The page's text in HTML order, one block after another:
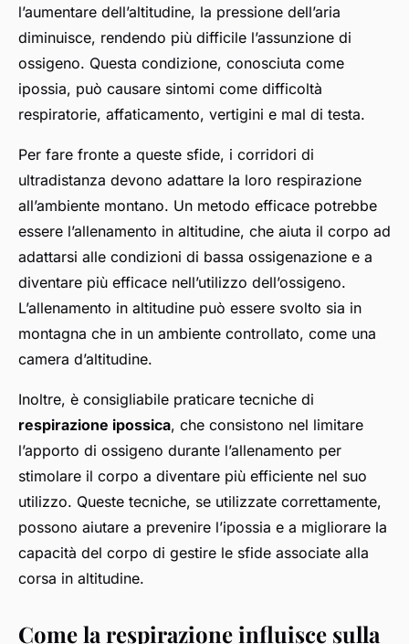
l’aumentare dell’altitudine, la pressione dell’aria
diminuisce, rendendo più difficile l’assunzione di
ossigeno. Questa condizione, conosciuta come
ipossia, può causare sintomi come difficoltà
respiratorie, affaticamento, vertigini e mal di testa.
Per fare fronte a queste sfide, i corridori di
ultradistanza devono adattare la loro respirazione
all’ambiente montano. Un metodo efficace potrebbe
essere l’allenamento in altitudine, che aiuta il corpo ad
adattarsi alle condizioni di bassa ossigenazione e a
diventare più efficace nell’utilizzo dell’ossigeno.
L’allenamento in altitudine può essere svolto sia in
montagna che in un ambiente controllato, come una
camera d’altitudine.
Inoltre, è consigliabile praticare tecniche di
respirazione ipossica, che consistono nel limitare
l’apporto di ossigeno durante l’allenamento per
stimolare il corpo a diventare più efficiente nel suo
utilizzo. Queste tecniche, se utilizzate correttamente,
possono aiutare a prevenire l’ipossia e a migliorare la
capacità del corpo di gestire le sfide associate alla
corsa in altitudine.
Come la respirazione influisce sulla